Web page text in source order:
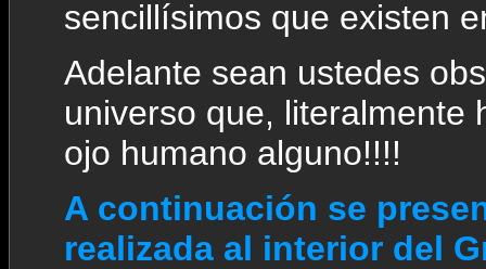
sencillísimos que existen
Adelante sean ustedes
universo que, literalmente
ojo humano alguno!!!!
A continuación se
realizada al interior del